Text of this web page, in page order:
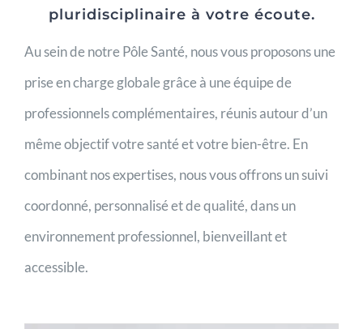
Actualités
Contact
pluridisciplinaire à votre écoute.
Au sein de notre Pôle Santé, nous vous proposons une
prise en charge globale grâce à une équipe de
professionnels complémentaires, réunis autour d’un
même objectif votre santé et votre bien-être. En
combinant nos expertises, nous vous offrons un suivi
coordonné, personnalisé et de qualité, dans un
environnement professionnel, bienveillant et
accessible.